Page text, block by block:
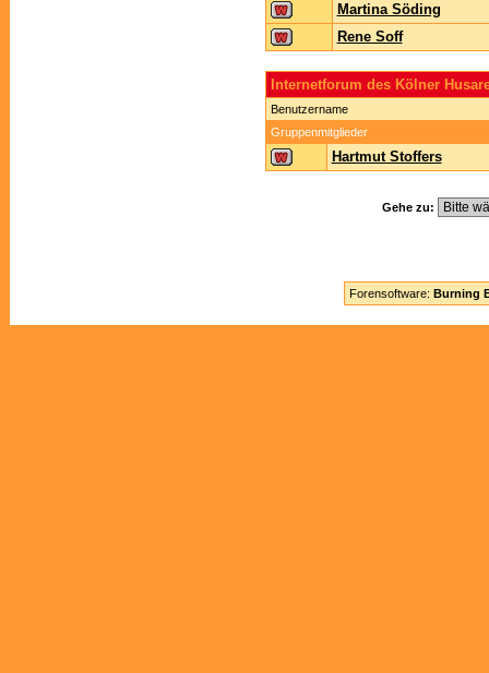
Martina Söding
Rene Soff
Internetforum des Kölner
Benutzername
Gruppenmitglieder
Hartmut Stoffers
Gehe zu:
Forensoftware: Burning